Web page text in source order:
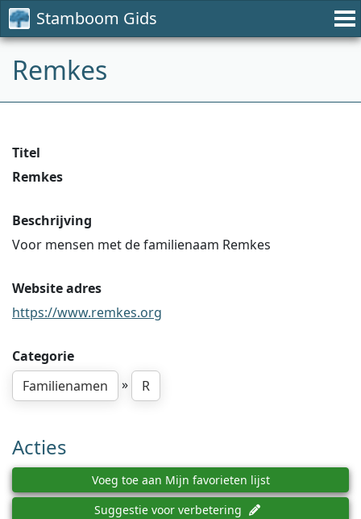
Stamboom Gids
Remkes
Titel
Remkes
Beschrijving
Voor mensen met de familienaam Remkes
Website adres
https://www.remkes.org
Categorie
Familienamen
» R
Acties
Voeg toe aan Mijn favorieten lijst
Suggestie voor verbetering